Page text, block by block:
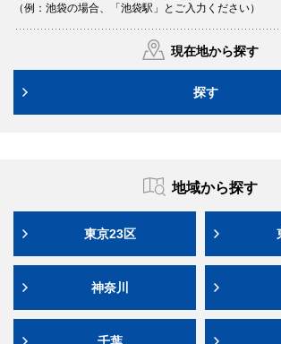
（例：池袋の場合、「池袋駅」とご入力ください）
現在地から探す
探す
地域から探す
東京23区
神奈川